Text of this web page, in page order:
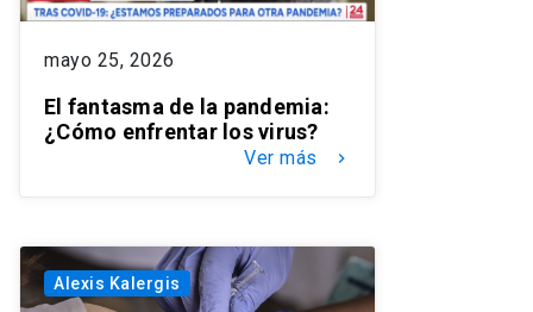
mayo 25, 2026
El fantasma de la pandemia:
¿Cómo enfrentar los virus?
Ver más keyboard_arrow_right
Alexis Kalergis